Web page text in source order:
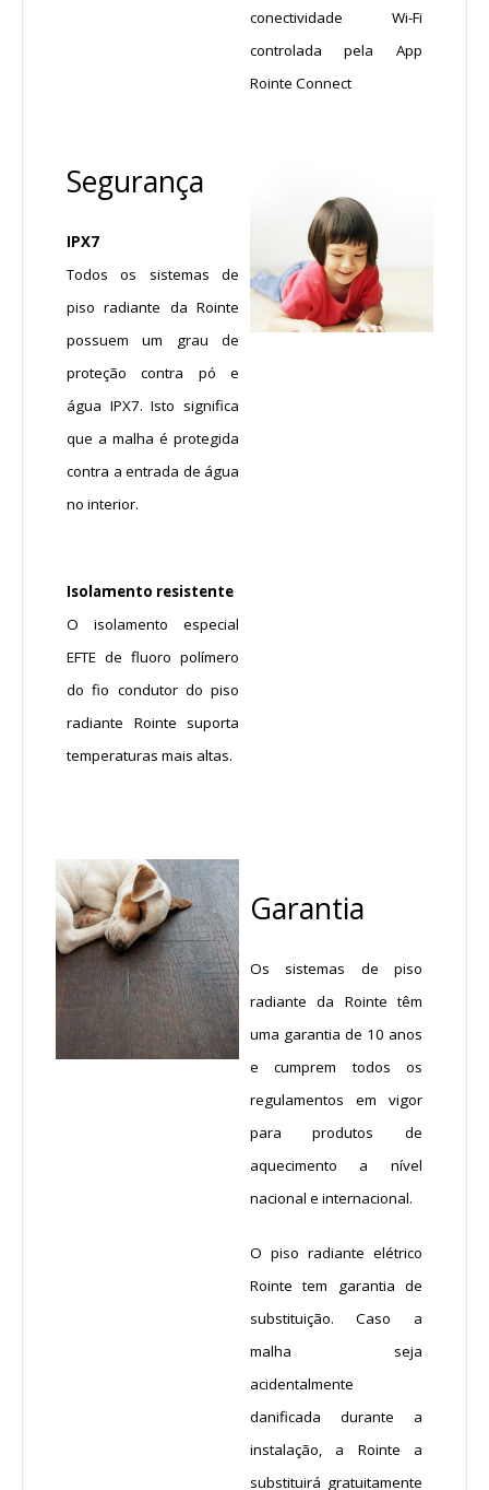
conectividade Wi-Fi
controlada pela App
Rointe Connect
Segurança
IPX7
Todos os sistemas de
piso radiante da Rointe
possuem um grau de
proteção contra pó e
água IPX7. Isto significa
que a malha é protegida
contra a entrada de água
no interior.
Isolamento resistente
O isolamento especial
EFTE de fluoro polímero
do fio condutor do piso
radiante Rointe suporta
temperaturas mais altas.
Garantia
Os sistemas de piso
radiante da Rointe têm
uma garantia de 10 anos
e cumprem todos os
regulamentos em vigor
para produtos de
aquecimento a nível
nacional e internacional.
O piso radiante elétrico
Rointe tem garantia de
substituição. Caso a
malha seja
acidentalmente
danificada durante a
instalação, a Rointe a
substituirá gratuitamente